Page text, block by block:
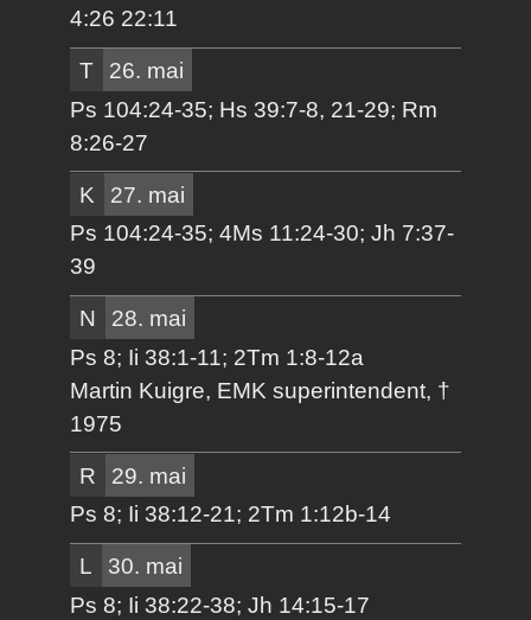
4:26 22:11
T
26. mai
Ps 104:24-35; Hs 39:7-8, 21-29; Rm
8:26-27
K
27. mai
Ps 104:24-35; 4Ms 11:24-30; Jh 7:37-
39
N
28. mai
Ps 8; Ii 38:1-11; 2Tm 1:8-12a
Martin Kuigre, EMK superintendent, †
1975
R
29. mai
Ps 8; Ii 38:12-21; 2Tm 1:12b-14
L
30. mai
Ps 8; Ii 38:22-38; Jh 14:15-17